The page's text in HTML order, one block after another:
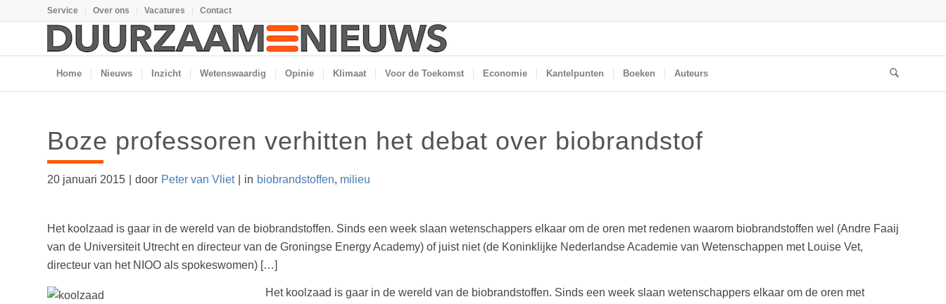
Service Over ons Vacatures Contact
Home Nieuws Inzicht Wetenswaardig Opinie Klimaat Voor de Toekomst Economie Kantelpunten Boeken Auteurs
Boze professoren verhitten het debat over biobrandstof
20 januari 2015 door Peter van Vliet in biobrandstoffen, milieu
Het koolzaad is gaar in de wereld van de biobrandstoffen. Sinds een week slaan wetenschappers elkaar om de oren met redenen waarom biobrandstoffen wel (Andre Faaij
van de Universiteit Utrecht en directeur van de Groningse Energy Academy) of juist niet (de Koninklijke Nederlandse Academie van Wetenschappen met Louise Vet,
directeur van het NIOO als spokeswomen) […]
Het koolzaad is gaar in de wereld van de biobrandstoffen. Sinds een week slaan wetenschappers elkaar om de oren met